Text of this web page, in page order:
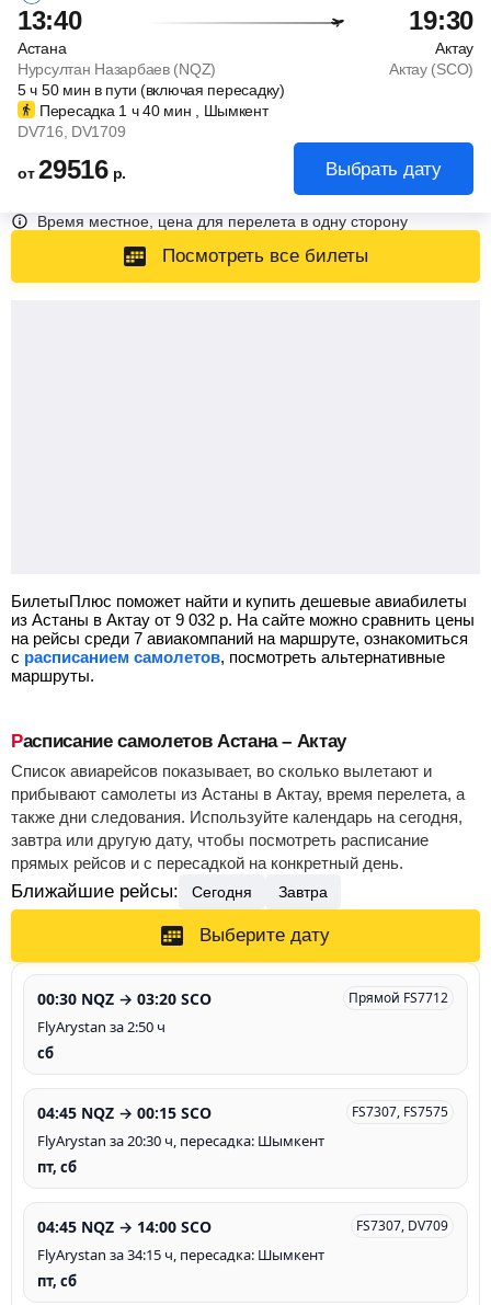
13:40 19:30
Астана
Актау
Нурсултан Назарбаев (NQZ)
Актау (SCO)
5ч 50 мин в пути (включая пересадку)
Пересадка 1 ч40 мин , Шымкент
DV716 , DV1709
от29516 р. Выбрать дату
Время местное, цена для перелета в одну сторону
Посмотреть все билеты
БилетыПлюс поможет найти и купить дешевые авиабилеты
из Астаны в Актау от 9 032 р. На сайте можно сравнить цены
на рейсы среди 7 авиакомпаний на маршруте, ознакомиться
с расписанием самолетов, посмотреть альтернативные
маршруты.
Расписание самолетов Астана – Актау
Список авиарейсов показывает, во сколько вылетают и
прибывают самолеты из Астаны в Актау, время перелета, а
также дни следования. Используйте календарь на сегодня,
завтра или другую дату, чтобы посмотреть расписание
прямых рейсов и с пересадкой на конкретный день.
Ближайшие рейсы: Сегодня Завтра
Выберите дату
00:30 NQZ → 03:20 SCO Прямой FS7712
FlyArystan за 2:50 ч
сб
04:45 NQZ → 00:15 SCO FS7307, FS7575
FlyArystan за 20:30 ч, пересадка: Шымкент
пт, сб
04:45 NQZ → 14:00 SCO FS7307, DV709
FlyArystan за 34:15 ч, пересадка: Шымкент
пт, сб